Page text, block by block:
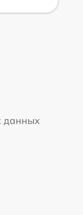
данных